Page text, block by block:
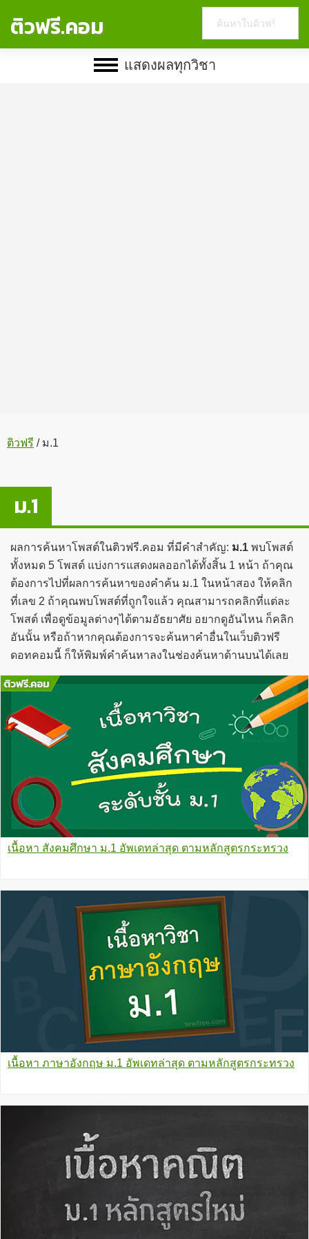
ติวฟรี.คอม
website
แสดงผลทุกวิชา
ติวฟรี /ม.1
ม.1
ผลการค้นหาโพสต์ในติวฟรี.คอม ที่มีคำสำคัญ: ม.1 พบโพสต์
ทั้งหมด 5 โพสต์ แบ่งการแสดงผลออกได้ทั้งสิ้น 1 หน้า ถ้าคุณ
ต้องการไปที่ผลการค้นหาของคำค้น ม.1 ในหน้าสอง ให้คลิก
ที่เลข 2 ถ้าคุณพบโพสต์ที่ถูกใจแล้ว คุณสามารถคลิกที่แต่ละ
โพสต์ เพื่อดูข้อมูลต่างๆได้ตามอัธยาศัย อยากดูอันไหน ก็คลิก
อันนั้น หรือถ้าหากคุณต้องการจะค้นหาคำอื่นในเว็บติวฟรี
ดอทคอมนี้ ก็ให้พิมพ์คำค้นหาลงในช่องค้นหาด้านบนได้เลย
เนื้อหา สังคมศึกษา ม.1 อัพเดทล่าสุด ตามหลักสูตรกระทรวง
เนื้อหา ภาษาอังกฤษ ม.1 อัพเดทล่าสุด ตามหลักสูตรกระทรวง